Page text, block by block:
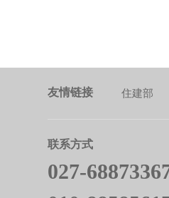
友情链接 住建部
联系方式
027-